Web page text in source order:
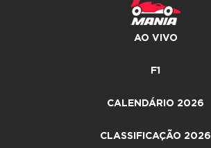
AO VIVO
F1
CALENDÁRIO 2026
CLASSIFICAÇÃO 2026